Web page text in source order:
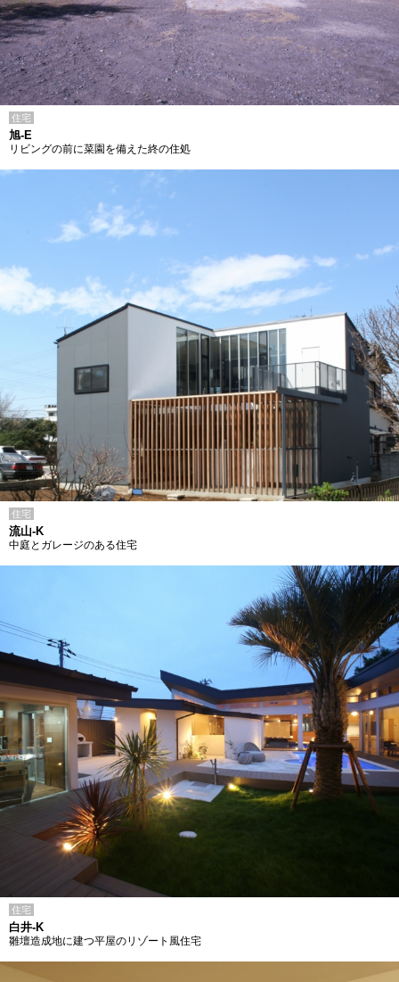
住宅
旭-E
リビングの前に菜園を備えた終の住処
住宅
流山-K
中庭とガレージのある住宅
住宅
白井-K
雛壇造成地に建つ平屋のリゾート風住宅